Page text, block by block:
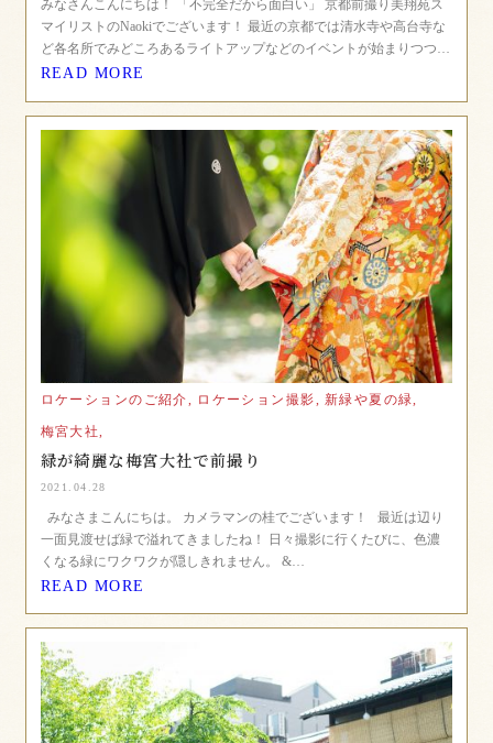
みなさんこんにちは！ 「不完全だから面白い」 京都前撮り美翔苑ス
マイリストのNaokiでございます！ 最近の京都では清水寺や高台寺な
ど各名所でみどころあるライトアップなどのイベントが始まりつつ…
READ MORE
ロケーションのご紹介, ロケーション撮影, 新緑や夏の緑,
梅宮大社,
緑が綺麗な梅宮大社で前撮り
2021.04.28
みなさまこんにちは。 カメラマンの桂でございます！ 最近は辺り
一面見渡せば緑で溢れてきましたね！ 日々撮影に行くたびに、色濃
くなる緑にワクワクが隠しきれません。 &…
READ MORE